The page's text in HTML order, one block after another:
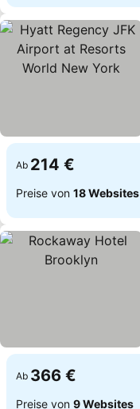
Ab 214 €
Preise von 18 Websites
Ab 366 €
Preise von 9 Websites